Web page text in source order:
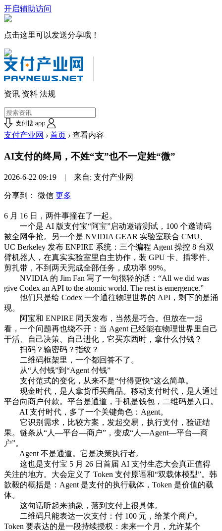
开启辅助访问
点击这里可以发送分享哦！
资讯 资料 法规
支付产业网 › 首页 › 查看内容
AI支付的终局，不姓“支”也不一定姓“微”
2026-6-22 09:19 | 来自: 支付产业网
分享到： 微信 更多
6 月 16 日，两件事撞在了一起。
一个是 AI 版支付宝“阿宝”启动邀请测试，100 个邀请码
被全网争抢。另一个是 NVIDIA GEAR 实验室联合 CMU、
UC Berkeley 发布 ENPIRE 系统：三个编程 Agent 操控 8 台双
臂机器人，在真实实验室里自主协作，装 GPU 卡、插零件、
剪扎带，不到两天完成全部任务，成功率 99%。
NVIDIA 的 Jim Fan 写了一句很轻的话：“All we did was
give Codex an API to the atomic world. The rest is emergence.”
他们只是给 Codex 一个通往物理世界的 API，剩下的是涌
现。
阿宝和 ENPIRE 同天发布，当然是巧合。但放在一起
看，一个问题再也绕不开：当 Agent 已经能在物理世界里自己
干活、自己决策、自己进化，它买东西时，拿什么付钱？
扫码？输密码？指纹？
二维码框架里，一个都回答不了。
从“人付钱”到“Agent 付钱”
支付范式的变化，从来不是“付得更快”这么简单。
现金时代，是人拿货币买商品。移动支付时代，是人通过
平台向商户付款。平台是通道，手机是钱包，二维码是入口。
AI 支付时代，多了一个关键角色：Agent。
它识别需求，比较方案，发起交易，执行支付，验证结
果。链条从“人—平台—商户”，变成“人—Agent—平台—商
户”。
Agent 不是通道。它是决策执行者。
这也是支付宝 5 月 26 日首届 AI 支付生态大会真正值得
关注的地方。大会定义了 Token 支付原语和“双载体模型”。韩
歆毅的概括是：Agent 是支付的执行载体，Token 是价值的载
体。
这句话听起来抽象，落到支付上很具体。
二维码只能表达一次支付：付 100 元，给某个商户。
Token 要表达的是一段持续授权：未来一个月，允许某个